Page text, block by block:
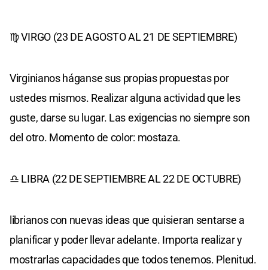
♍ VIRGO (23 DE AGOSTO AL 21 DE SEPTIEMBRE)
Virginianos háganse sus propias propuestas por
ustedes mismos. Realizar alguna actividad que les
guste, darse su lugar. Las exigencias no siempre son
del otro. Momento de color: mostaza.
♎ LIBRA (22 DE SEPTIEMBRE AL 22 DE OCTUBRE)
librianos con nuevas ideas que quisieran sentarse a
planificar y poder llevar adelante. Importa realizar y
mostrarlas capacidades que todos tenemos. Plenitud.